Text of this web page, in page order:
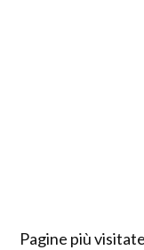
Pagine più